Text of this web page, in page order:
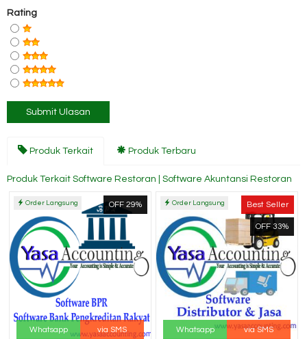
Rating
Produk Terkait Produk Terbaru
Produk Terkait Software Restoran | Software Akuntansi Restoran
OFF 29%
Order Langsung
Whatsapp via SMS
Best Seller
OFF 33%
Order Langsung
Whatsapp via SMS